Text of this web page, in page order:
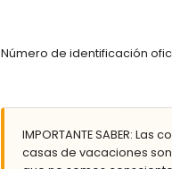
Interior de la casa de
Exterior de la villa
Parcela grande y cerrada
Número de identificación
IMPORTANTE SABER:
casas de vacaciones